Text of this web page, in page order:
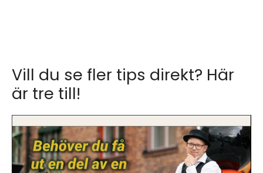
Vill du se fler tips direkt? Här
är tre till!